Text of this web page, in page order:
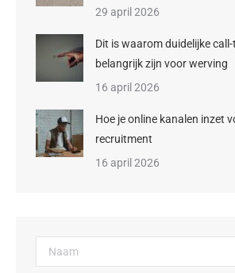
29 april 2026
Dit is waarom duidelijke
belangrijk zijn voor werving
16 april 2026
Hoe je online kanalen inzet
recruitment
16 april 2026